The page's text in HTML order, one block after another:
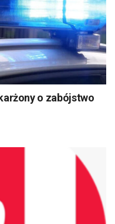
o zabójstwo